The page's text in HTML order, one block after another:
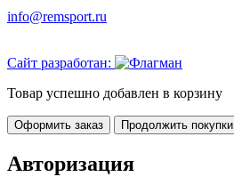
info@remsport.ru
Сайт разработан:
Товар успешно добавлен в корзину
Оформить заказ Продолжить покупки
Авторизация